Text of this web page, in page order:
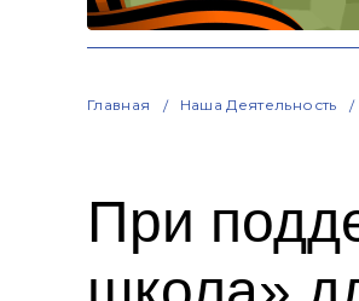
Главная Наша Деятельность
При